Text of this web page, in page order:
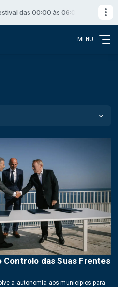
das 00:00 às 06:00
MENU
Controlo das Suas Frentes
a autonomia aos municípios para